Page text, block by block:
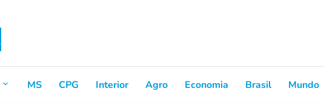
MS CPG Interior Agro Economia Brasil Mundo